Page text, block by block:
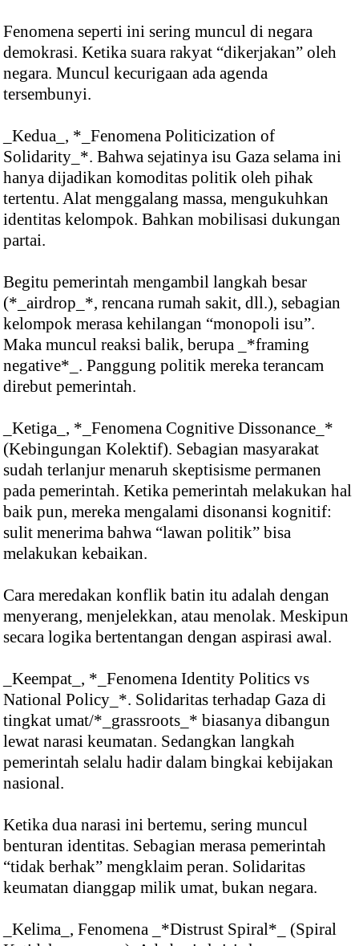
Fenomena seperti ini sering muncul di negara
demokrasi. Ketika suara rakyat “dikerjakan” oleh
negara. Muncul kecurigaan ada agenda
tersembunyi.
_Kedua_, *_Fenomena Politicization of
Solidarity_*. Bahwa sejatinya isu Gaza selama ini
hanya dijadikan komoditas politik oleh pihak
tertentu. Alat menggalang massa, mengukuhkan
identitas kelompok. Bahkan mobilisasi dukungan
partai.
Begitu pemerintah mengambil langkah besar
(*_airdrop_*, rencana rumah sakit, dll.), sebagian
kelompok merasa kehilangan “monopoli isu”.
Maka muncul reaksi balik, berupa _*framing
negative*_. Panggung politik mereka terancam
direbut pemerintah.
_Ketiga_, *_Fenomena Cognitive Dissonance_*
(Kebingungan Kolektif). Sebagian masyarakat
sudah terlanjur menaruh skeptisisme permanen
pada pemerintah. Ketika pemerintah melakukan hal
baik pun, mereka mengalami disonansi kognitif:
sulit menerima bahwa “lawan politik” bisa
melakukan kebaikan.
Cara meredakan konflik batin itu adalah dengan
menyerang, menjelekkan, atau menolak. Meskipun
secara logika bertentangan dengan aspirasi awal.
_Keempat_, *_Fenomena Identity Politics vs
National Policy_*. Solidaritas terhadap Gaza di
tingkat umat/*_grassroots_* biasanya dibangun
lewat narasi keumatan. Sedangkan langkah
pemerintah selalu hadir dalam bingkai kebijakan
nasional.
Ketika dua narasi ini bertemu, sering muncul
benturan identitas. Sebagian merasa pemerintah
“tidak berhak” mengklaim peran. Solidaritas
keumatan dianggap milik umat, bukan negara.
_Kelima_, Fenomena _*Distrust Spiral*_ (Spiral